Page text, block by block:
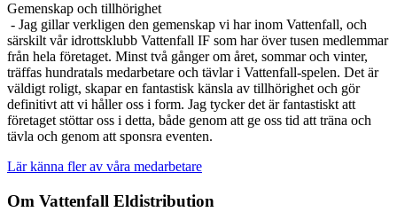
Gemenskap och tillhörighet
- Jag gillar verkligen den gemenskap vi har inom Vattenfall, och
särskilt vår idrottsklubb Vattenfall IF som har över tusen medlemmar
från hela företaget. Minst två gånger om året, sommar och vinter,
träffas hundratals medarbetare och tävlar i Vattenfall-spelen. Det är
väldigt roligt, skapar en fantastisk känsla av tillhörighet och gör
definitivt att vi håller oss i form. Jag tycker det är fantastiskt att
företaget stöttar oss i detta, både genom att ge oss tid att träna och
tävla och genom att sponsra eventen.
Lär känna fler av våra medarbetare
Om Vattenfall Eldistribution